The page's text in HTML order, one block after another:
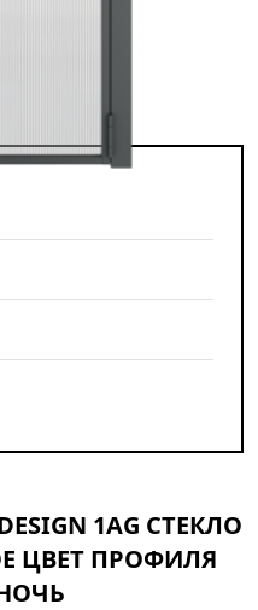
1AG СТЕКЛО
ЦВЕТ ПРОФИЛЯ